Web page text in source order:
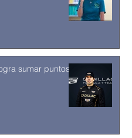
sumar puntos